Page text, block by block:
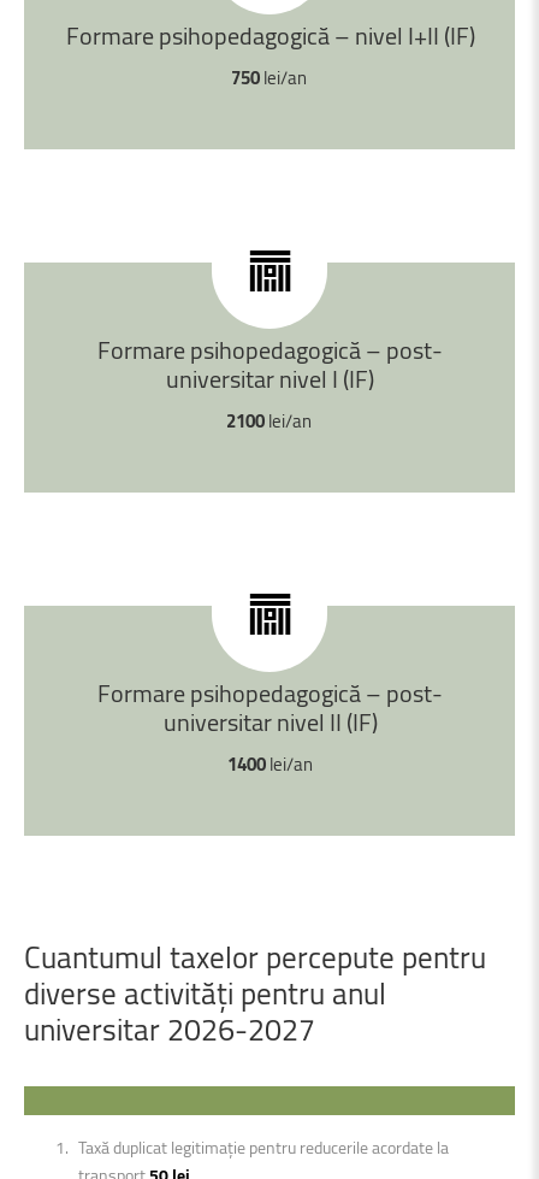
Formarepsihopedagogică–nivel I+II(IF)
750lei/an
Formarepsihopedagogică–post-
universitarnivel I(IF)
2100lei/an
Formarepsihopedagogică–post-
universitarnivel II(IF)
1400lei/an
Cuantumul taxelorpercepute pentru
diverse activități pentru anul
universitar2026-2027
Taxă duplicat legitimație pentru reducerile acordate la